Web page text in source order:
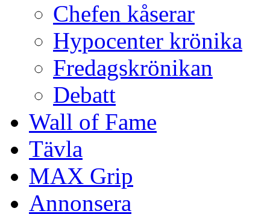
Chefen kåserar
Hypocenter krönika
Fredagskrönikan
Debatt
Wall of Fame
Tävla
MAX Grip
Annonsera